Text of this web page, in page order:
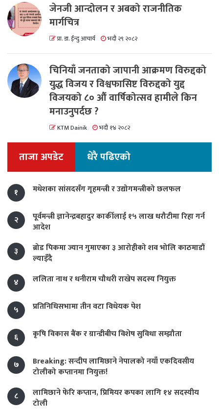
जेनजी आन्दोलन र अबको राजनीतिक
मार्गचित्र
प्रा. डा. ईन्दु आचार्य भदौ २९ २०८२
चिनियाँ जनताको जापानी आक्रमण विरुद्दको
युद्ध विजय र विश्वफासिष्ट विरुद्दको युद्द
विजयको ८० औं वार्षिकोत्सव हामीले किन
मनाउनुपर्दछ ?
KTM Dainik भदौ १४ २०८२
ताजा अपडेट धेरै पढिएको
१ मधेशका सांसदसँग गृहमन्त्री र उद्योगमन्त्रीको छलफल
२
पूर्वमन्त्री ज्ञानेन्द्रबहादुर कार्कीलाई १५ लाख धरौटीमा रिहा गर्न
आदेश
३
ब्रोड पिकमा ज्यान गुमाएका ३ आरोहीको शव भोलि काठमाडौं
ल्याइँदै
४
ललिता नाथ र धनीराम चौधरी राखेप सदस्य नियुक्त
५ प्रतिनिधिसभामा तीन वटा विधेयक पेश
६ कृषि विकास बैंक र ग्रान्डीबीच विशेष सुविधा सम्झौता
७
Breaking: सन्दीप लामिछाने नेपालको नयाँ एकदिवसीय
टोलीको कप्तानमा नियुक्त!
८
लामिछाने फेरि कप्तान, प्रिमियर कपका लागि १४ सदस्यीय
टोली